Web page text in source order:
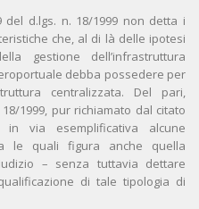
del d.lgs. n. 18/1999 non detta i
che, al di là delle ipotesi
gestione dell’infrastruttura
debba possedere per
centralizzata. Del pari,
1999, pur richiamato dal citato
via esemplificativa alcune
le quali figura anche quella
– senza tuttavia dettare
di tale tipologia di